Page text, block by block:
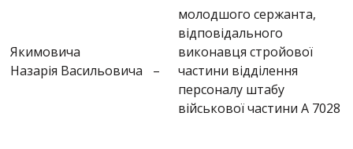
Якимовича
Назарія Васильовича
–
молодшого сержанта,
відповідального
виконавця стройової
частини відділення
персоналу штабу
військової частини А 7028